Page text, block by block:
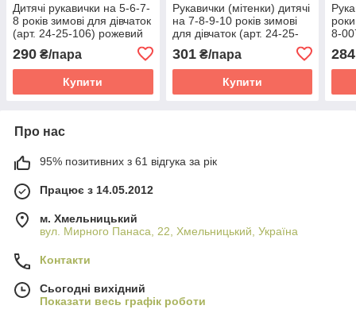
Дитячі рукавички на 5-6-7-
8 років зимові для дівчаток
(арт. 24-25-106) рожевий
290 ₴/пара
Купити
Рукавички (мітенки) дитячі
на 7-8-9-10 років зимові
для дівчаток (арт. 24-25-
301₴/пара
Купити
8-
284
Про нас
95% позитивних з 61 відгука за рік
Працює з 14.05.2012
м. Хмельницький
вул. Мирного Панаса, 22, Хмельницький, Україна
Контакти
Сьогодні вихідний
Показати весь графік роботи